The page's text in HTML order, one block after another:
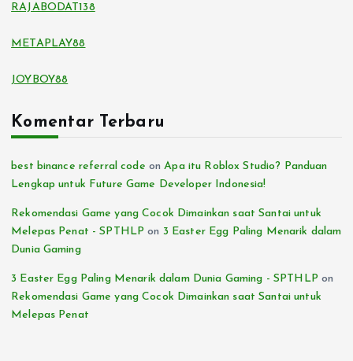
RAJABODAT138
METAPLAY88
JOYBOY88
Komentar Terbaru
best binance referral code onApa itu Roblox Studio? Panduan
Lengkap untuk Future Game Developer Indonesia!
Rekomendasi Game yang Cocok Dimainkan saat Santai untuk
Melepas Penat - SPTHLP on 3 Easter Egg Paling Menarik dalam
Dunia Gaming
3 Easter Egg Paling Menarik dalam Dunia Gaming - SPTHLP on
Rekomendasi Game yang Cocok Dimainkan saat Santai untuk
Melepas Penat